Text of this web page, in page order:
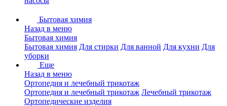
Бытовая химия
Назад в меню
Бытовая химия
Бытовая химия Для стирки Для ванной Для кухни Для
уборки
Еще
Назад в меню
Ортопедия и лечебный трикотаж
Ортопедия и лечебный трикотаж Лечебный трикотаж
Ортопедические изделия